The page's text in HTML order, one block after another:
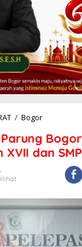
/ Bogor
a
s
U
P
dan